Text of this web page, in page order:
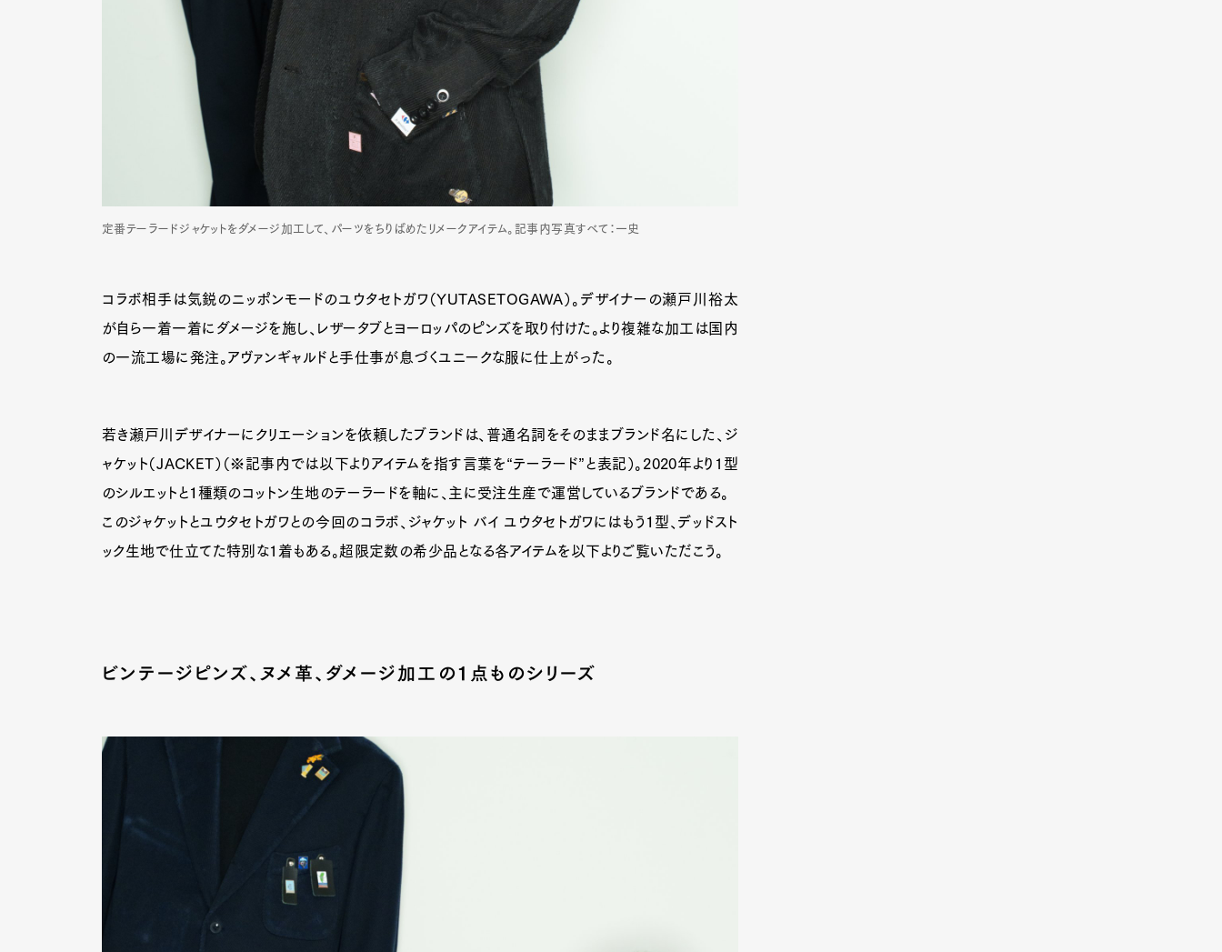
Gourmet
Pen Membership
定番テーラードジャケットをダメージ加工して、パーツをちりばめたリメークアイテム。記事内写真すべて：一史
コラボ相手は気鋭のニッポンモードのユウタセトガワ（YUTASETOGAWA）。デザイナーの瀬戸川裕太
が自ら一着一着にダメージを施し、レザータブとヨーロッパのピンズを取り付けた。より複雑な加工は国内
の一流工場に発注。アヴァンギャルドと手仕事が息づくユニークな服に仕上がった。
若き瀬戸川デザイナーにクリエーションを依頼したブランドは、普通名詞をそのままブランド名にした、ジ
ャケット（JACKET）（※記事内では以下よりアイテムを指す言葉を“テーラード”と表記）。2020年より1型
のシルエットと１種類のコットン生地のテーラードを軸に、主に受注生産で運営しているブランドである。
このジャケットとユウタセトガワとの今回のコラボ、ジャケット バイ ユウタセトガワにはもう１型、デッドスト
ック生地で仕立てた特別な1着もある。超限定数の希少品となる各アイテムを以下よりご覧いただこう。
ビンテージピンズ、ヌメ革、ダメージ加工の１点ものシリーズ